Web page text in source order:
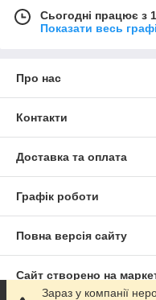
Сьогодні працює з
Показати весь
Про нас
Контакти
Доставка та оплата
Графік роботи
Повна версія сайту
Сайт створено на
Зараз у компанії